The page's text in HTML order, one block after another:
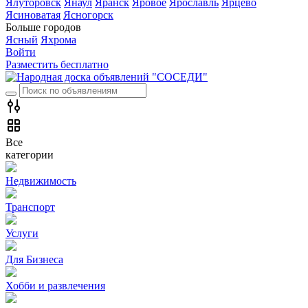
Ялуторовск Янаул Яранск Яровое Ярославль Ярцево
Ясиноватая Ясногорск
Больше городов
Ясный Яхрома
Войти
Разместить бесплатно
Все
категории
Недвижимость
Транспорт
Услуги
Для Бизнеса
Хобби и развлечения